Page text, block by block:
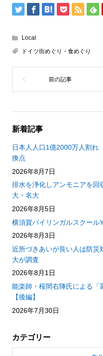
Local
ドイツ街めぐり・食めぐり
新着記事
日本人人口1億2000万人割
換点
2026年8月7日
排水を浄化しアンモニアを
大・名大
2026年8月5日
横須賀バイリンガルスクール
2026年8月3日
近所づきあいが良い人は防
大が調査
2026年8月1日
能楽師・桜間右陣氏による「
【後編】
2026年7月30日
カテゴリー